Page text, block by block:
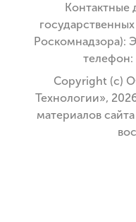
Контактные
Роскомнадзора):
телефон:
Copyright (с)
Технологии»,
материалов